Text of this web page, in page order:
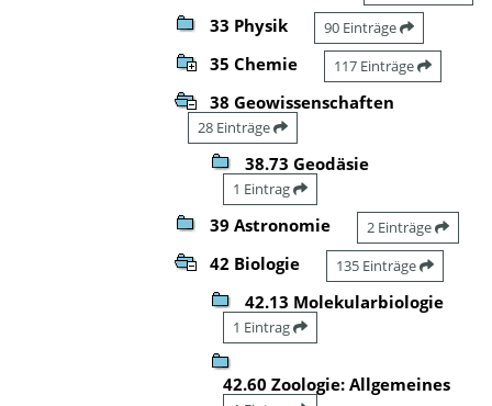
33 Physik 90 Einträge
35 Chemie 117 Einträge
38 Geowissenschaften
28 Einträge
38.73 Geodäsie
1 Eintrag
39 Astronomie 2 Einträge
42 Biologie 135 Einträge
42.13 Molekularbiologie
1 Eintrag
42.60 Zoologie: Allgemeines